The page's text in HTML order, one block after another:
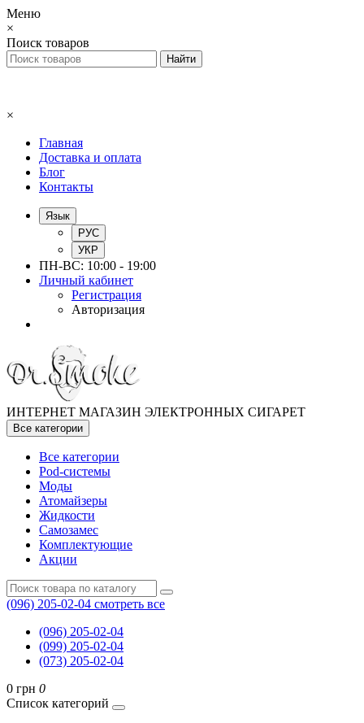
Меню
×
Поиск товаров
×
Главная
Доставка и оплата
Блог
Контакты
Язык
РУС
УКР
ПН-ВС: 10:00 - 19:00
Личный кабинет
Регистрация
Авторизация
ИНТЕРНЕТ МАГАЗИН ЭЛЕКТРОННЫХ СИГАРЕТ
Все категории
Все категории
Pod-системы
Моды
Атомайзеры
Жидкости
Самозамес
Комплектующие
Акции
(096) 205-02-04 смотреть все
(096) 205-02-04
(099) 205-02-04
(073) 205-02-04
0 грн 0
Список категорий